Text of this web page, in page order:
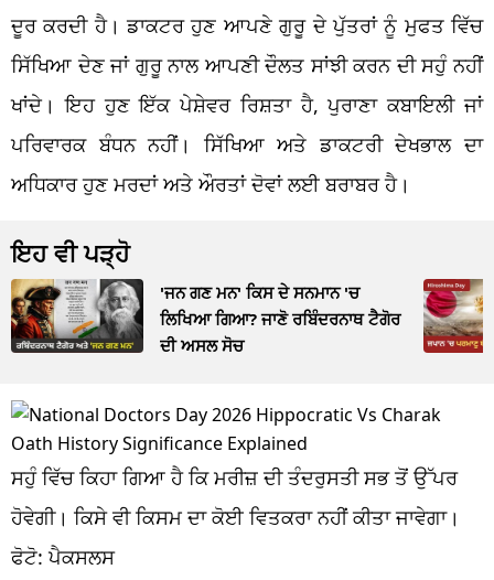
ਦੂਰ ਕਰਦੀ ਹੈ। ਡਾਕਟਰ ਹੁਣ ਆਪਣੇ ਗੁਰੂ ਦੇ ਪੁੱਤਰਾਂ ਨੂੰ ਮੁਫਤ ਵਿੱਚ
ਸਿੱਖਿਆ ਦੇਣ ਜਾਂ ਗੁਰੂ ਨਾਲ ਆਪਣੀ ਦੌਲਤ ਸਾਂਝੀ ਕਰਨ ਦੀ ਸਹੁੰ ਨਹੀਂ
ਖਾਂਦੇ। ਇਹ ਹੁਣ ਇੱਕ ਪੇਸ਼ੇਵਰ ਰਿਸ਼ਤਾ ਹੈ, ਪੁਰਾਣਾ ਕਬਾਇਲੀ ਜਾਂ
ਪਰਿਵਾਰਕ ਬੰਧਨ ਨਹੀਂ। ਸਿੱਖਿਆ ਅਤੇ ਡਾਕਟਰੀ ਦੇਖਭਾਲ ਦਾ
ਅਧਿਕਾਰ ਹੁਣ ਮਰਦਾਂ ਅਤੇ ਔਰਤਾਂ ਦੋਵਾਂ ਲਈ ਬਰਾਬਰ ਹੈ।
ਇਹ ਵੀ ਪੜ੍ਹੋ
'ਜਨ ਗਣ ਮਨ' ਕਿਸ ਦੇ ਸਨਮਾਨ 'ਚ
ਲਿਖਿਆ ਗਿਆ? ਜਾਣੋ ਰਬਿੰਦਰਨਾਥ ਟੈਗੋਰ
ਦੀ ਅਸਲ ਸੋਚ
ਸਹੁੰ ਵਿੱਚ ਕਿਹਾ ਗਿਆ ਹੈ ਕਿ ਮਰੀਜ਼ ਦੀ ਤੰਦਰੁਸਤੀ ਸਭ ਤੋਂ ਉੱਪਰ
ਹੋਵੇਗੀ। ਕਿਸੇ ਵੀ ਕਿਸਮ ਦਾ ਕੋਈ ਵਿਤਕਰਾ ਨਹੀਂ ਕੀਤਾ ਜਾਵੇਗਾ।
ਫੋਟੋ: ਪੈਕਸਲਸ